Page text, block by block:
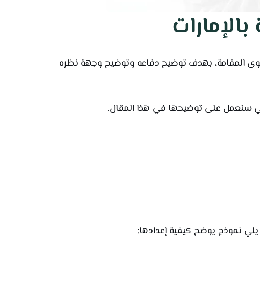
المقامة، بهدف توضيح دفاعه وتوضيح وجهة نظره
سنعمل على توضيحها في هذا المقال.
نموذج يوضح كيفية إعدادها: